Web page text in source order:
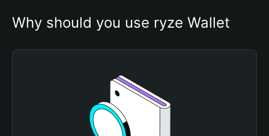
Why should you use ryze Wallet